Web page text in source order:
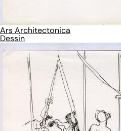
Ars Architectonica
Dessin